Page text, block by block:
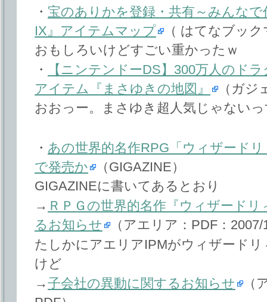
・ 宝のありかを登録・共有～みんな
IX』アイテムマップ
（ はてなブッ
おもしろいけどすごい重かったｗ
・
【ニンテンドーDS】300万人のド
アイテム『まさゆきの地図』
（ガジ
おおっー。まさゆき超人気じゃない
・ あの世界的名作RPG「ウィザード
で発売か
（GIGAZINE）
GIGAZINEに書いてあるとおり
→ ＲＰＧの世界的名作『ウィザード
るお知らせ
（アエリア：PDF：2007/
たしかにアエリアIPMがウィザード
けど
→子会社の異動に関するお知らせ
（